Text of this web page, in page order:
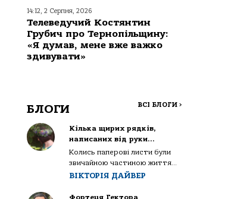
14:12, 2 Серпня, 2026
Телеведучий Костянтин
Грубич про Тернопільщину:
«Я думав, мене вже важко
здивувати»
БЛОГИ ВСІ БЛОГИ >
Кілька щирих рядків,
написаних від руки…
Колись паперові листи були
звичайною частиною життя...
ВІКТОРІЯ ДАЙВЕР
Фортеця Гектора